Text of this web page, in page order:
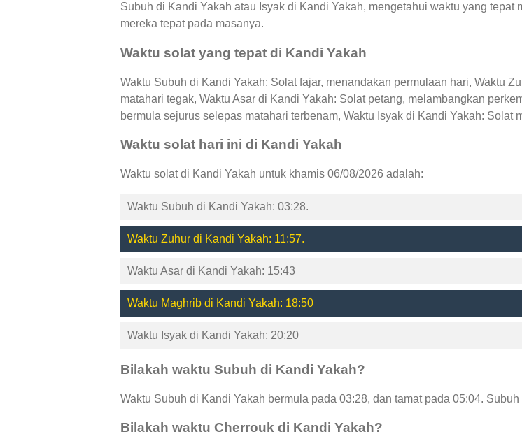
Subuh di Kandi Yakah atau Isyak di Kandi Yakah, mengetahui waktu yang
mereka tepat pada masanya.
Waktu solat yang tepat di Kandi Yakah
Waktu Subuh di Kandi Yakah: Solat fajar, menandakan permulaan hari, Waktu
matahari tegak, Waktu Asar di Kandi Yakah: Solat petang, melambangkan
bermula sejurus selepas matahari terbenam, Waktu Isyak di Kandi Yakah: Solat
Waktu solat hari ini di Kandi Yakah
Waktu solat di Kandi Yakah untuk khamis 06/08/2026 adalah:
Waktu Subuh di Kandi Yakah: 03:28.
Waktu Zuhur di Kandi Yakah: 11:57.
Waktu Asar di Kandi Yakah: 15:43
Waktu Maghrib di Kandi Yakah: 18:50
Waktu Isyak di Kandi Yakah: 20:20
Bilakah waktu Subuh di Kandi Yakah?
Waktu Subuh di Kandi Yakah bermula pada 03:28, dan tamat pada 05:04.
Bilakah waktu Cherrouk di Kandi Yakah?